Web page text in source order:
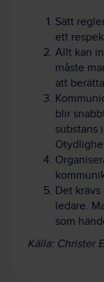
Sätt
ett
Allt kan
måste
att
blir
substans
Det
ledare.
som
Källa: Christer